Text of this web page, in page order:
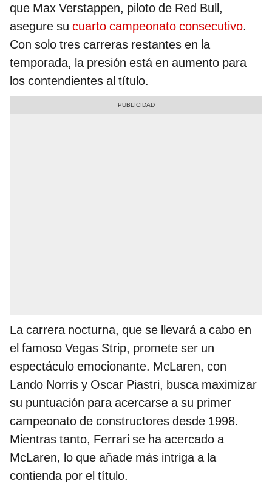
que Max Verstappen, piloto de Red Bull,
asegure su cuarto campeonato consecutivo.
Con solo tres carreras restantes en la
temporada, la presión está en aumento para
los contendientes al título.
La carrera nocturna, que se llevará a cabo en
el famoso Vegas Strip, promete ser un
espectáculo emocionante. McLaren, con
Lando Norris y Oscar Piastri, busca maximizar
su puntuación para acercarse a su primer
campeonato de constructores desde 1998.
Mientras tanto, Ferrari se ha acercado a
McLaren, lo que añade más intriga a la
contienda por el título.